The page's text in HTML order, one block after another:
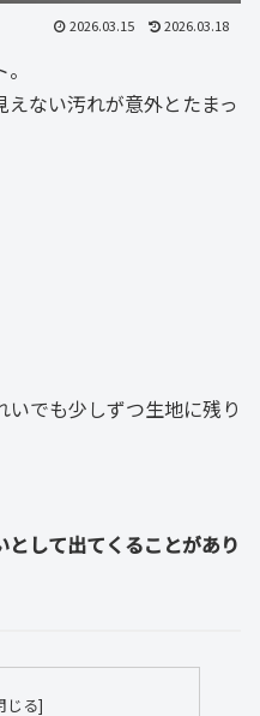
2026.03.15 2026.03.18
ない汚れが意外とたまっ
いでも少しずつ生地に残り
として出てくることがあり